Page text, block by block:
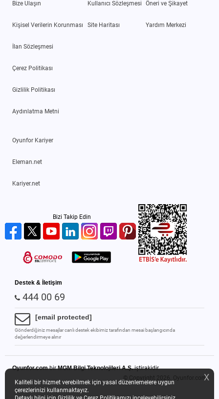
X
Kaliteli bir hizmet verebilmek için yasal düzenlemelere uygun
çerezlerinizi kullanmaktayız.
Bize Ulaşın
Kişisel Verilerin Korunması
İlan Sözleşmesi
Çerez Politikası
Gizlilik Politikası
Aydınlatma Metni
Kullanıcı Sözleşmesi
Site Haritası
Öneri ve Şikayet
Yardım Merkezi
Oyunfor Kariyer
Eleman.net
Kariyer.net
Bizi Takip Edin
Destek & İletişim
444 00 69
[email protected]
Gönderdiğiniz mesajlar canlı destek ekibimiz tarafından mesai başlangıcında
değerlendirmeye alınır
Oyunfor.combirMGM Bilgi Teknolojileri A.Ş.iştirakidir.
© Copyright 2026. Oyunfor.com